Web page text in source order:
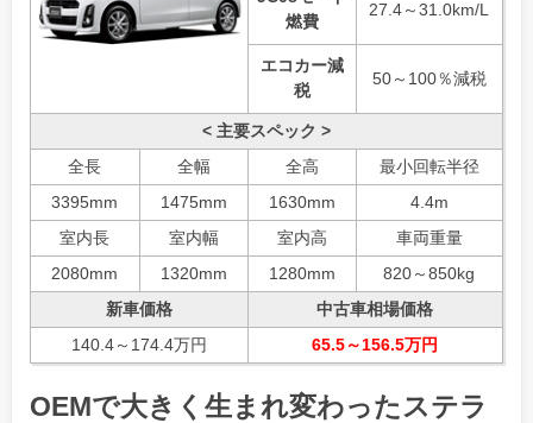
燃費
27.4～31.0km/L
エコカー減
税
50～100％減税
< 主要スペック >
全長
全幅 全高
最小回転半径
3395mm
1475mm 1630mm
4.4m
室内長
室内幅 室内高
車両重量
2080mm
1320mm 1280mm
820～850kg
新車価格
中古車相場価格
140.4～174.4万円
65.5～156.5万円
OEMで大きく生まれ変わったステラ